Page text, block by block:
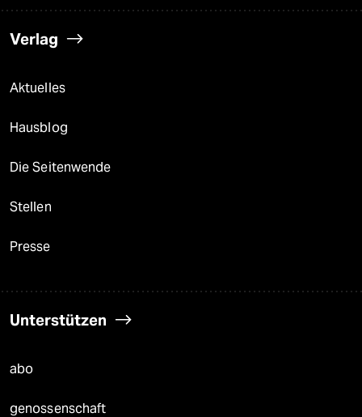
Verlag
Aktuelles
Hausblog
Die Seitenwende
Stellen
Presse
Unterstützen
abo
genossenschaft